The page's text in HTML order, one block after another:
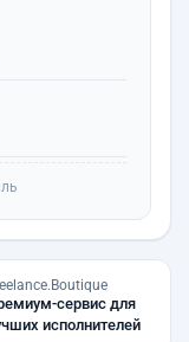
сервис для
исполнителей